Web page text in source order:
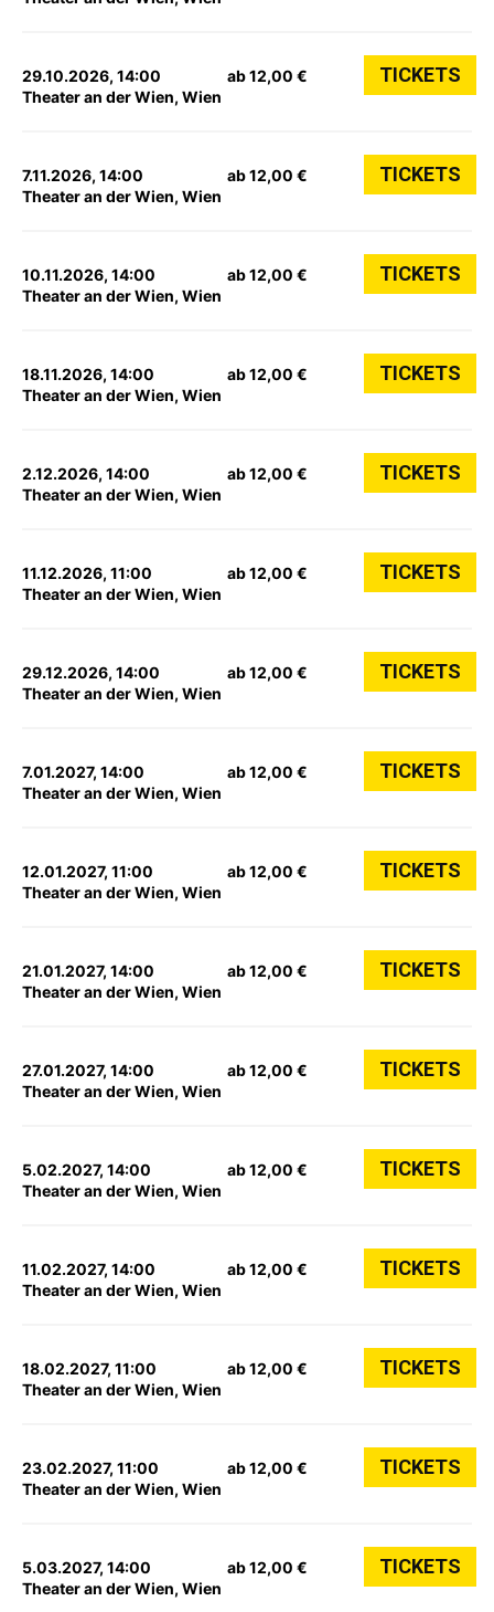
29.10.2026, 14:00
Theater an der Wien, Wien
ab 12,00 € TICKETS
7.11.2026, 14:00
Theater an der Wien, Wien
ab 12,00 € TICKETS
10.11.2026, 14:00
Theater an der Wien, Wien
ab 12,00 € TICKETS
18.11.2026, 14:00
Theater an der Wien, Wien
ab 12,00 € TICKETS
2.12.2026, 14:00
Theater an der Wien, Wien
ab 12,00 € TICKETS
11.12.2026, 11:00
Theater an der Wien, Wien
ab 12,00 € TICKETS
29.12.2026, 14:00
Theater an der Wien, Wien
ab 12,00 € TICKETS
7.01.2027, 14:00
Theater an der Wien, Wien
ab 12,00 € TICKETS
12.01.2027, 11:00
Theater an der Wien, Wien
ab 12,00 € TICKETS
21.01.2027, 14:00
Theater an der Wien, Wien
ab 12,00 € TICKETS
27.01.2027, 14:00
Theater an der Wien, Wien
ab 12,00 € TICKETS
5.02.2027, 14:00
Theater an der Wien, Wien
ab 12,00 € TICKETS
11.02.2027, 14:00
Theater an der Wien, Wien
ab 12,00 € TICKETS
18.02.2027, 11:00
Theater an der Wien, Wien
ab 12,00 € TICKETS
23.02.2027, 11:00
Theater an der Wien, Wien
ab 12,00 € TICKETS
5.03.2027, 14:00
Theater an der Wien, Wien
ab 12,00 € TICKETS